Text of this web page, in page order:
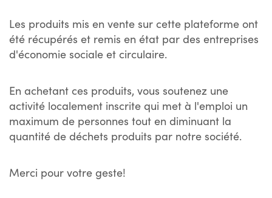
Les produits mis en vente sur cette plateforme ont
été récupérés et remis en état par des entreprises
d'économie sociale et circulaire.
En achetant ces produits, vous soutenez une
activité localement inscrite qui met à l'emploi un
maximum de personnes tout en diminuant la
quantité de déchets produits par notre société.
Merci pour votre geste!